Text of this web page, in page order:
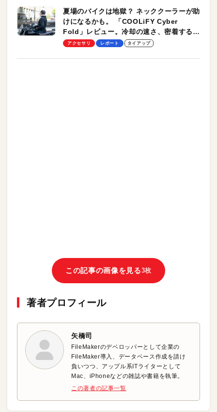
夏場のバイクは地獄？ ネッククーラーが助
けになるかも。 「COOLiFY Cyber
Fold」レビュー。冷却の速さ、密着する冷
却プレート、シンプルな操作性がグッド！
アクセサリ レポート タイアップ
この記事の画像を見る3枚
著者プロフィール
矢橋司
FileMakerのデベロッパーとして企業の
FileMaker導入、データベース作成を請け
負いつつ、アップル系ITライターとして
Mac、iPhoneなどの雑誌や書籍を執筆。
この著者の記事一覧